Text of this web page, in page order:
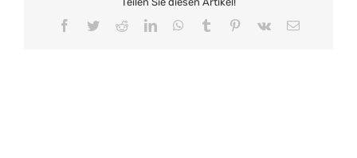
Facebook
TwitterRedditLinkedInWhatsApp
Tumblr Pinterest
Vk
E-